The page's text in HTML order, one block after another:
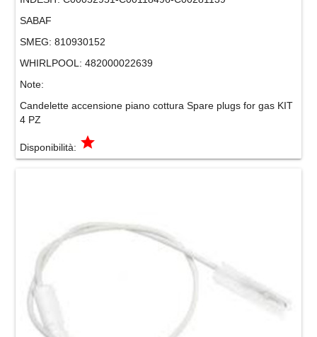
SABAF
SMEG: 810930152
WHIRLPOOL: 482000022639
Note:
Candelette accensione piano cottura Spare plugs for gas KIT
4 PZ
Disponibilità: grade